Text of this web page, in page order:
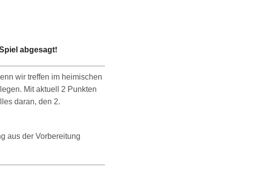
abgesagt❗️
wir treffen im heimischen
Mit aktuell 2 Punkten
daran, den 2.
aus der Vorbereitung